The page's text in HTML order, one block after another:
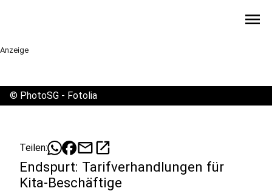
menu
Anzeige
© PhotoSG - Fotolia
Teilen: mailopen_in_new
Endspurt: Tarifverhandlungen für
Kita-Beschäftige